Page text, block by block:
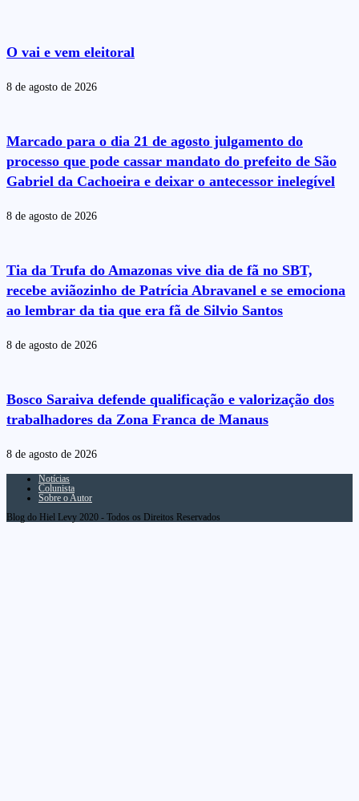
O vai e vem eleitoral
8 de agosto de 2026
Marcado para o dia 21 de agosto julgamento do
processo que pode cassar mandato do prefeito de São
Gabriel da Cachoeira e deixar o antecessor inelegível
8 de agosto de 2026
Tia da Trufa do Amazonas vive dia de fã no SBT,
recebe aviãozinho de Patrícia Abravanel e se emociona
ao lembrar da tia que era fã de Silvio Santos
8 de agosto de 2026
Bosco Saraiva defende qualificação e valorização dos
trabalhadores da Zona Franca de Manaus
8 de agosto de 2026
Notícias
Colunista
Sobre o Autor
Blog do Hiel Levy 2020 - Todos os Direitos Reservados